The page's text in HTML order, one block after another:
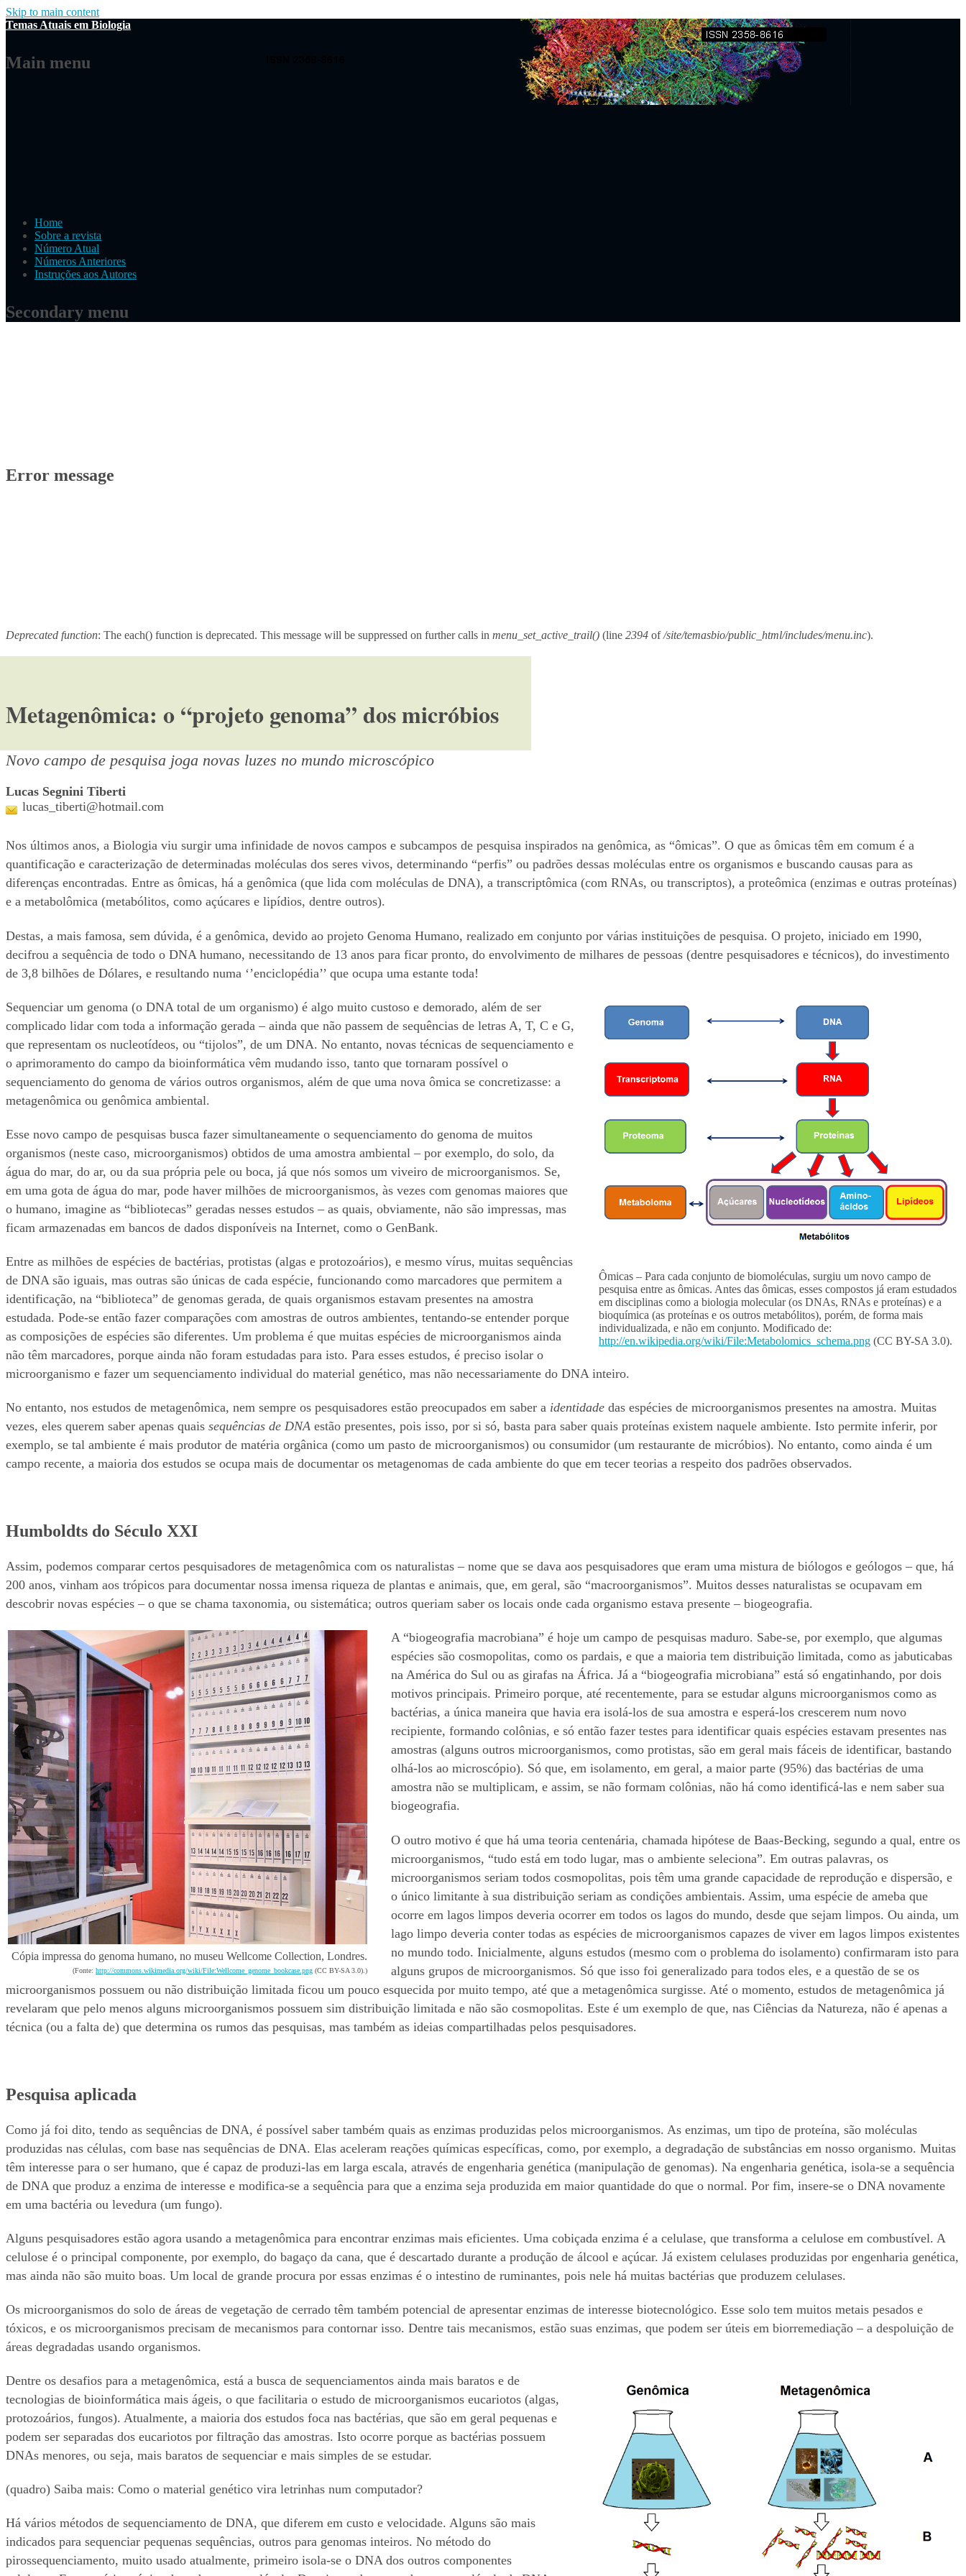
Skip to main content
Temas Atuais em Biologia
Main menu
Home
Sobre a revista
Número Atual
Números Anteriores
Instruções aos Autores
Secondary menu
Error message
Deprecated function: The each() function is deprecated. This message will be suppressed on further calls in menu_set_active_trail() (line 2394 of/site/temasbio/public_html/includes/menu.inc).
Metagenômica: o “projeto genoma” dos micróbios
Novo campo de pesquisa joga novas luzes no mundo microscópico
Lucas Segnini Tiberti
lucas_tiberti@hotmail.com
Nos últimos anos, a Biologia viu surgir uma infinidade de novos campos e subcampos de pesquisa inspirados na genômica, as “ômicas”. O que as ômicas têm em comum é a
quantificação e caracterização de determinadas moléculas dos seres vivos, determinando “perfis” ou padrões dessas moléculas entre os organismos e buscando causas para as
diferenças encontradas. Entre as ômicas, há a genômica (que lida com moléculas de DNA), a transcriptômica (com RNAs, ou transcriptos), a proteômica (enzimas e outras proteínas)
e a metabolômica (metabólitos, como açúcares e lipídios, dentre outros).
Destas, a mais famosa, sem dúvida, é a genômica, devido ao projeto Genoma Humano, realizado em conjunto por várias instituições de pesquisa. O projeto, iniciado em 1990,
decifrou a sequência de todo o DNA humano, necessitando de 13 anos para ficar pronto, do envolvimento de milhares de pessoas (dentre pesquisadores e técnicos), do investimento
de 3,8 bilhões de Dólares, e resultando numa ‘’enciclopédia’’ que ocupa uma estante toda!
Ômicas – Para cada conjunto de biomoléculas, surgiu um novo campo de
pesquisa entre as ômicas. Antes das ômicas, esses compostos já eram estudados
em disciplinas como a biologia molecular (os DNAs, RNAs e proteínas) e a
bioquímica (as proteínas e os outros metabólitos), porém, de forma mais
individualizada, e não em conjunto. Modificado de:
http://en.wikipedia.org/wiki/File:Metabolomics_schema.png (CC BY-SA 3.0).
Sequenciar um genoma (o DNA total de um organismo) é algo muito custoso e demorado, além de ser
complicado lidar com toda a informação gerada – ainda que não passem de sequências de letras A, T, C e G,
que representam os nucleotídeos, ou “tijolos”, de um DNA. No entanto, novas técnicas de sequenciamento e
o aprimoramento do campo da bioinformática vêm mudando isso, tanto que tornaram possível o
sequenciamento do genoma de vários outros organismos, além de que uma nova ômica se concretizasse: a
metagenômica ou genômica ambiental.
Esse novo campo de pesquisas busca fazer simultaneamente o sequenciamento do genoma de muitos
organismos (neste caso, microorganismos) obtidos de uma amostra ambiental – por exemplo, do solo, da
água do mar, do ar, ou da sua própria pele ou boca, já que nós somos um viveiro de microorganismos. Se,
em uma gota de água do mar, pode haver milhões de microorganismos, às vezes com genomas maiores que
o humano, imagine as “bibliotecas” geradas nesses estudos – as quais, obviamente, não são impressas, mas
ficam armazenadas em bancos de dados disponíveis na Internet, como o GenBank.
Entre as milhões de espécies de bactérias, protistas (algas e protozoários), e mesmo vírus, muitas sequências
de DNA são iguais, mas outras são únicas de cada espécie, funcionando como marcadores que permitem a
identificação, na “biblioteca” de genomas gerada, de quais organismos estavam presentes na amostra
estudada. Pode-se então fazer comparações com amostras de outros ambientes, tentando-se entender porque
as composições de espécies são diferentes. Um problema é que muitas espécies de microorganismos ainda
não têm marcadores, porque ainda não foram estudadas para isto. Para esses estudos, é preciso isolar o
microorganismo e fazer um sequenciamento individual do material genético, mas não necessariamente do DNA inteiro.
No entanto, nos estudos de metagenômica, nem sempre os pesquisadores estão preocupados em saber a identidade das espécies de microorganismos presentes na amostra. Muitas
vezes, eles querem saber apenas quais sequências de DNA estão presentes, pois isso, por si só, basta para saber quais proteínas existem naquele ambiente. Isto permite inferir, por
exemplo, se tal ambiente é mais produtor de matéria orgânica (como um pasto de microorganismos) ou consumidor (um restaurante de micróbios). No entanto, como ainda é um
campo recente, a maioria dos estudos se ocupa mais de documentar os metagenomas de cada ambiente do que em tecer teorias a respeito dos padrões observados.
Humboldts do Século XXI
Assim, podemos comparar certos pesquisadores de metagenômica com os naturalistas – nome que se dava aos pesquisadores que eram uma mistura de biólogos e geólogos – que, há
200 anos, vinham aos trópicos para documentar nossa imensa riqueza de plantas e animais, que, em geral, são “macroorganismos”. Muitos desses naturalistas se ocupavam em
descobrir novas espécies – o que se chama taxonomia, ou sistemática; outros queriam saber os locais onde cada organismo estava presente – biogeografia.
Cópia impressa do genoma humano, no museu Wellcome Collection, Londres.
(Fonte: http://commons.wikimedia.org/wiki/File:Wellcome_genome_bookcase.png (CC BY-SA 3.0).)
A “biogeografia macrobiana” é hoje um campo de pesquisas maduro. Sabe-se, por exemplo, que algumas
espécies são cosmopolitas, como os pardais, e que a maioria tem distribuição limitada, como as jabuticabas
na América do Sul ou as girafas na África. Já a “biogeografia microbiana” está só engatinhando, por dois
motivos principais. Primeiro porque, até recentemente, para se estudar alguns microorganismos como as
bactérias, a única maneira que havia era isolá-los de sua amostra e esperá-los crescerem num novo
recipiente, formando colônias, e só então fazer testes para identificar quais espécies estavam presentes nas
amostras (alguns outros microorganismos, como protistas, são em geral mais fáceis de identificar, bastando
olhá-los ao microscópio). Só que, em isolamento, em geral, a maior parte (95%) das bactérias de uma
amostra não se multiplicam, e assim, se não formam colônias, não há como identificá-las e nem saber sua
biogeografia.
O outro motivo é que há uma teoria centenária, chamada hipótese de Baas-Becking, segundo a qual, entre os
microorganismos, “tudo está em todo lugar, mas o ambiente seleciona”. Em outras palavras, os
microorganismos seriam todos cosmopolitas, pois têm uma grande capacidade de reprodução e dispersão, e
o único limitante à sua distribuição seriam as condições ambientais. Assim, uma espécie de ameba que
ocorre em lagos limpos deveria ocorrer em todos os lagos do mundo, desde que sejam limpos. Ou ainda, um
lago limpo deveria conter todas as espécies de microorganismos capazes de viver em lagos limpos existentes
no mundo todo. Inicialmente, alguns estudos (mesmo com o problema do isolamento) confirmaram isto para
alguns grupos de microorganismos. Só que isso foi generalizado para todos eles, e a questão de se os
microorganismos possuem ou não distribuição limitada ficou um pouco esquecida por muito tempo, até que a metagenômica surgisse. Até o momento, estudos de metagenômica já
revelaram que pelo menos alguns microorganismos possuem sim distribuição limitada e não são cosmopolitas. Este é um exemplo de que, nas Ciências da Natureza, não é apenas a
técnica (ou a falta de) que determina os rumos das pesquisas, mas também as ideias compartilhadas pelos pesquisadores.
Pesquisa aplicada
Como já foi dito, tendo as sequências de DNA, é possível saber também quais as enzimas produzidas pelos microorganismos. As enzimas, um tipo de proteína, são moléculas
produzidas nas células, com base nas sequências de DNA. Elas aceleram reações químicas específicas, como, por exemplo, a degradação de substâncias em nosso organismo. Muitas
têm interesse para o ser humano, que é capaz de produzi-las em larga escala, através de engenharia genética (manipulação de genomas). Na engenharia genética, isola-se a sequência
de DNA que produz a enzima de interesse e modifica-se a sequência para que a enzima seja produzida em maior quantidade do que o normal. Por fim, insere-se o DNA novamente
em uma bactéria ou levedura (um fungo).
Alguns pesquisadores estão agora usando a metagenômica para encontrar enzimas mais eficientes. Uma cobiçada enzima é a celulase, que transforma a celulose em combustível. A
celulose é o principal componente, por exemplo, do bagaço da cana, que é descartado durante a produção de álcool e açúcar. Já existem celulases produzidas por engenharia genética,
mas ainda não são muito boas. Um local de grande procura por essas enzimas é o intestino de ruminantes, pois nele há muitas bactérias que produzem celulases.
Os microorganismos do solo de áreas de vegetação de cerrado têm também potencial de apresentar enzimas de interesse biotecnológico. Esse solo tem muitos metais pesados e
tóxicos, e os microorganismos precisam de mecanismos para contornar isso. Dentre tais mecanismos, estão suas enzimas, que podem ser úteis em biorremediação – a despoluição de
áreas degradadas usando organismos.
Dentre os desafios para a metagenômica, está a busca de sequenciamentos ainda mais baratos e de
tecnologias de bioinformática mais ágeis, o que facilitaria o estudo de microorganismos eucariotos (algas,
protozoários, fungos). Atualmente, a maioria dos estudos foca nas bactérias, que são em geral pequenas e
podem ser separadas dos eucariotos por filtração das amostras. Isto ocorre porque as bactérias possuem
DNAs menores, ou seja, mais baratos de sequenciar e mais simples de se estudar.
(quadro) Saiba mais: Como o material genético vira letrinhas num computador?
Há vários métodos de sequenciamento de DNA, que diferem em custo e velocidade. Alguns são mais
indicados para sequenciar pequenas sequências, outros para genomas inteiros. No método do
pirossequenciamento, muito usado atualmente, primeiro isola-se o DNA dos outros componentes